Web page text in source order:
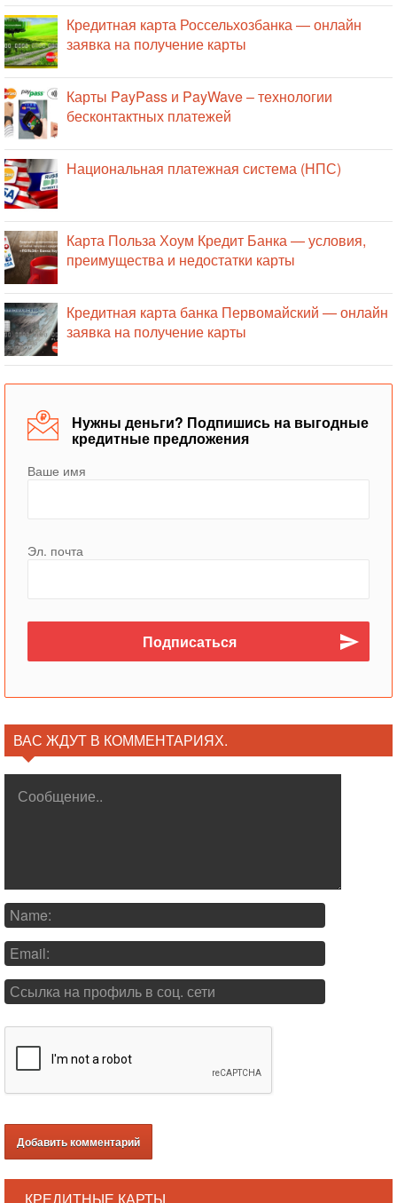
Кредитная карта Россельхозбанка — онлайн
заявка на получение карты
Карты PayPass и PayWave – технологии
бесконтактных платежей
Национальная платежная система (НПС)
Карта Польза Хоум Кредит Банка — условия,
преимущества и недостатки карты
Кредитная карта банка Первомайский — онлайн
заявка на получение карты
Нужны деньги? Подпишись на выгодные
кредитные предложения
Ваше имя
Эл. почта
ВАС ЖДУТ В КОММЕНТАРИЯХ.